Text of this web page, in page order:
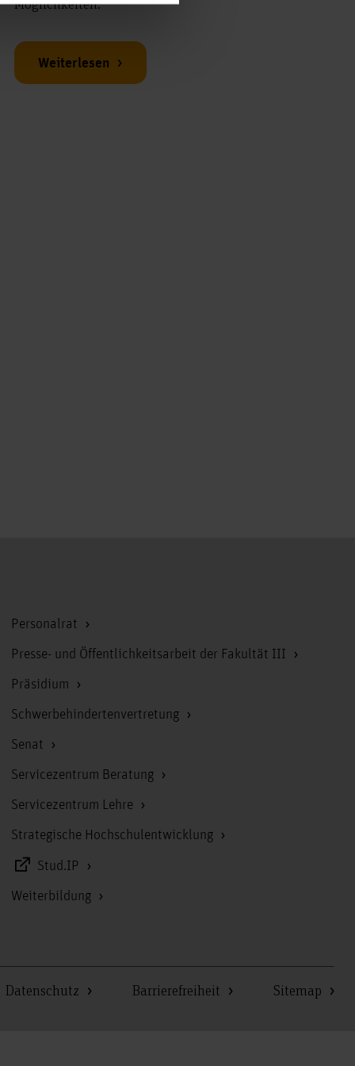
Weiterlesen
Personalrat
Presse- und Öffentlichkeitsarbeit der Fakultät III
Präsidium
Schwerbehindertenvertretung
Senat
Servicezentrum Beratung
Servicezentrum Lehre
Strategische Hochschulentwicklung
Stud.IP
Weiterbildung
Datenschutz Barrierefreiheit Sitemap